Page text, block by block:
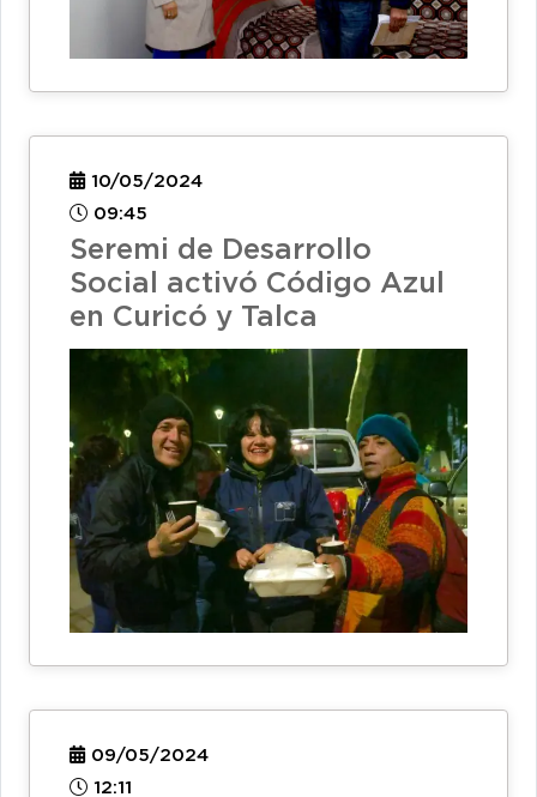
10/05/2024
09:45
Seremi de Desarrollo
Social activó Código Azul
en Curicó y Talca
09/05/2024
12:11